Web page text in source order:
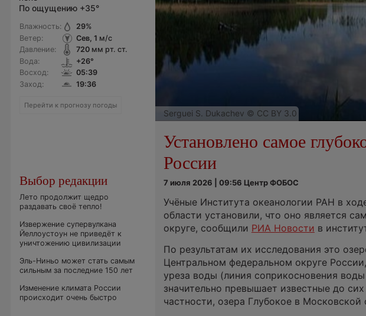
По ощущению +35°
Влажность:
Ветер:
Давление:
Вода:
Восход:
Заход:
29%
Сев, 1 м/с
720мм рт. ст.
+26°
05:39
19:36
Перейти к прогнозу погоды
Выбор редакции
Лето продолжит щедро
раздавать своё тепло!
Извержение супервулкана
Йеллоустоун не приведёт к
уничтожению цивилизации
Эль-Ниньо может стать самым
сильным за последние 150 лет
Изменение климата России
происходит очень быстро
Serguei S. Dukachev © CC BY 3.0
Установлено самое
России
7 июля 2026 | 09:56 Центр ФОБОС
Учёные Института океанологии РАН в
области установили, что оно является
округе, сообщили РИА Новости в
По результатам их исследования это
Центральном федеральном округе
уреза воды (линия соприкосновения
значительно превышает известные до
частности, озера Глубокое в